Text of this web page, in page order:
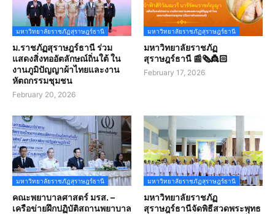
มหาวิทยาลัยราชภัฏสุราษฎร์ธานี
ม.ราชภัฏสุราษฎร์ธานี ร่วม
แสดงสิ่งทออัตลักษณ์ถิ่นใต้ ใน
งานภูมิปัญญาผ้าไทยและงาน
หัตถกรรมชุมชน
February 20, 2026
มหาวิทยาลัยราชภัฏสุราษฎร์ธานี
มหาวิทยาลัยราชภัฏ
สุราษฎร์ธานี 📰🗞️👸🏻
February 17, 2026
มหาวิทยาลัยราชภัฏสุราษฎร์ธานี
คณะพยาบาลศาสตร์ มรส. –
เครือข่ายฝึกปฏิบัติสถานพยาบาล
มหาวิทยาลัยราชภัฏสุราษฎร์ธานี
มหาวิทยาลัยราชภัฏ
สุราษฎร์ธานีจัดพิธีสวดพระพุทธ